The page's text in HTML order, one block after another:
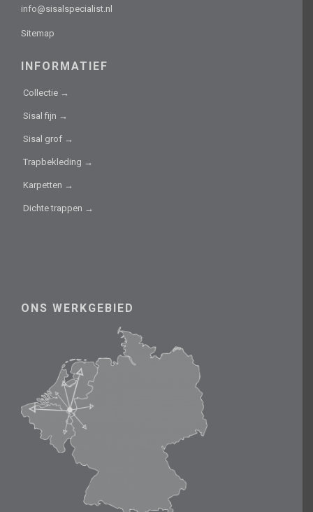
info@sisalspecialist.nl
Sitemap
INFORMATIEF
Collectie →
Sisal fijn →
Sisal grof →
Trapbekleding →
Karpetten →
Dichte trappen →
ONS WERKGEBIED